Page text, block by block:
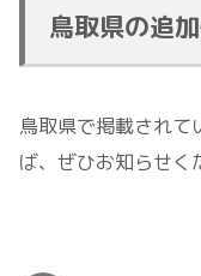
鳥取県の追
鳥取県で掲載されて
ば、ぜひお知らせく